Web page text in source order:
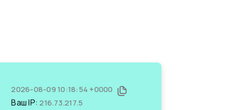
2026-08-09 10:18:54 +0000
Ваш IP:216.73.217.5